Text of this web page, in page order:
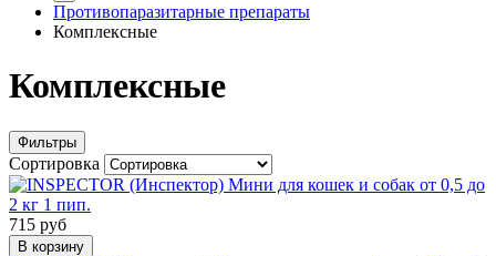
Противопаразитарные препараты
Комплексные
Комплексные
Фильтры
Сортировка
715 руб
В корзину